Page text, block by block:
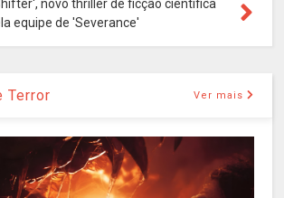
novo thriller de ficção científica
equipe de 'Severance'
Terror Ver mais